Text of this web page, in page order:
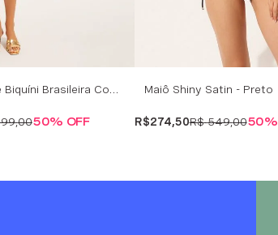
Calcinha De Biquíni Brasileira Com Amarração Shiny Satin - Preto
,0050% OFF
Maiô Shiny Satin - Preto
R$274,50R$ 549,0050%